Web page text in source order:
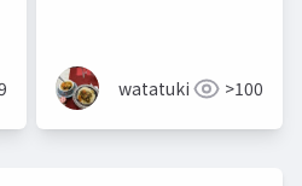
watatuki >100